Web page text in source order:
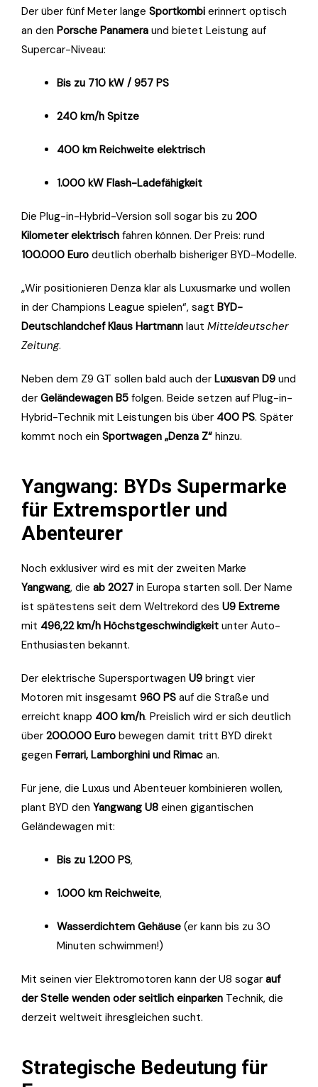
Der über fünf Meter lange Sportkombi erinnert optisch
an den Porsche Panamera und bietet Leistung auf
Supercar-Niveau:
Bis zu 710 kW / 957 PS
240 km/h Spitze
400 km Reichweite elektrisch
1.000 kW Flash-Ladefähigkeit
Die Plug-in-Hybrid-Version soll sogar bis zu 200
Kilometer elektrisch fahren können. Der Preis: rund
100.000 Euro deutlich oberhalb bisheriger BYD-Modelle.
„Wir positionieren Denza klar als Luxusmarke und wollen
in der Champions League spielen“, sagt BYD-
Deutschlandchef Klaus Hartmann laut Mitteldeutscher
Zeitung.
Neben dem Z9 GT sollen bald auch der Luxusvan D9 und
der Geländewagen B5 folgen. Beide setzen auf Plug-in-
Hybrid-Technik mit Leistungen bis über 400 PS. Später
kommt noch ein Sportwagen „Denza Z“ hinzu.
Yangwang: BYDs Supermarke
für Extremsportler und
Abenteurer
Noch exklusiver wird es mit der zweiten Marke
Yangwang, die ab 2027 in Europa starten soll. Der Name
ist spätestens seit dem Weltrekord des U9 Extreme
mit 496,22 km/h Höchstgeschwindigkeit unter Auto-
Enthusiasten bekannt.
Der elektrische Supersportwagen U9 bringt vier
Motoren mit insgesamt 960 PS auf die Straße und
erreicht knapp 400 km/h. Preislich wird er sich deutlich
über 200.000 Euro bewegen damit tritt BYD direkt
gegen Ferrari, Lamborghini und Rimac an.
Für jene, die Luxus und Abenteuer kombinieren wollen,
plant BYD den Yangwang U8 einen gigantischen
Geländewagen mit:
Bis zu 1.200 PS,
1.000 km Reichweite,
Wasserdichtem Gehäuse (er kann bis zu 30
Minuten schwimmen!)
Mit seinen vier Elektromotoren kann der U8 sogar auf
der Stelle wenden oder seitlich einparken Technik, die
derzeit weltweit ihresgleichen sucht.
Strategische Bedeutung für